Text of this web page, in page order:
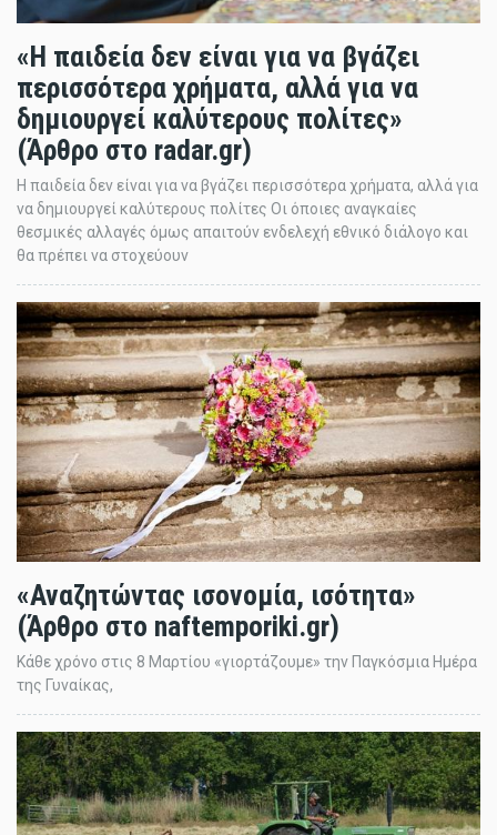
«Η παιδεία δεν είναι για να βγάζει
περισσότερα χρήματα, αλλά για να
δημιουργεί καλύτερους πολίτες»
(Άρθρο στο radar.gr)
Η παιδεία δεν είναι για να βγάζει περισσότερα χρήματα, αλλά για
να δημιουργεί καλύτερους πολίτες Οι όποιες αναγκαίες
θεσμικές αλλαγές όμως απαιτούν ενδελεχή εθνικό διάλογο και
θα πρέπει να στοχεύουν
«Αναζητώντας ισονομία, ισότητα»
(Άρθρο στο naftemporiki.gr)
Κάθε χρόνο στις 8 Μαρτίου «γιορτάζουμε» την Παγκόσμια Ημέρα
της Γυναίκας,